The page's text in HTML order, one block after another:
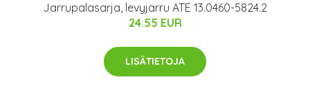
Jarrupalasarja, levyjarru ATE 13.0460-5824.2
24.55 EUR
LISÄTIETOJA